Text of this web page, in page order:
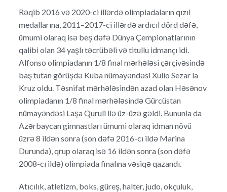
Rəqib 2016 və 2020-ci illərdə olimpiadaların qızıl
medallarına, 2011–2017-ci illərdə ardıcıl dörd dəfə,
ümumi olaraq isə beş dəfə Dünya Çempionatlarının
qalibi olan 34 yaşlı təcrübəli və titullu idmançı idi.
Alfonso olimpiadanın 1/8 final mərhələsi çərçivəsində
baş tutan görüşdə Kuba nümayəndəsi Xulio Sezar la
Kruz oldu. Təsnifat mərhələsindən azad olan Həsənov
olimpiadanın 1/8 final mərhələsində Gürcüstan
nümayəndəsi Laşa Quruli ilə üz-üzə gəldi. Bununla da
Azərbaycan gimnastları ümumi olaraq idman növü
üzrə 8 ildən sonra (son dəfə 2016-cı ildə Marina
Durunda), qrup olaraq isə 16 ildən sonra (son dəfə
2008-cı ildə) olimpiada finalına vəsiqə qazandı.
Atıcılık, atletizm, boks, güreş, halter, judo, okçuluk,